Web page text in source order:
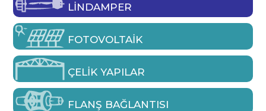
LINDAMPER
FOTOVOLTAIK
ÇELIK YAPILAR
FLANŞ BAĞLANTISI